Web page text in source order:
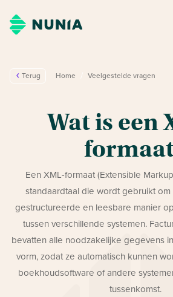
Terug Home Veelgestelde vragen
Wat is een
Een XML-formaat (Extensible
standaardtaal die wordt gebruikt
gestructureerde en leesbare manier
tussen verschillende systemen.
bevatten alle noodzakelijke gegevens
vorm, zodat ze automatisch kunnen
boekhoudsoftware of andere
tussenkomst.